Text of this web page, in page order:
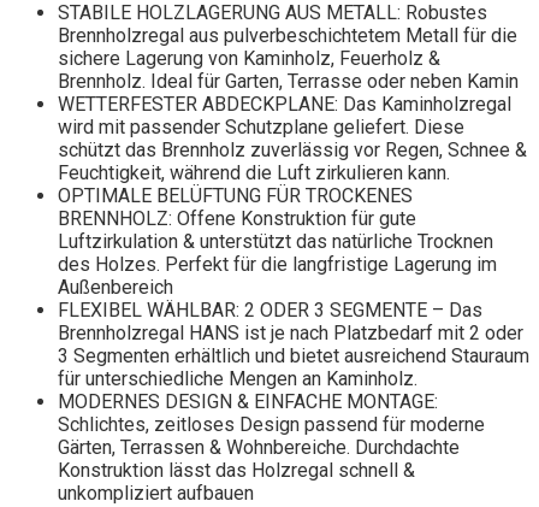
STABILE HOLZLAGERUNG AUS METALL: Robustes
Brennholzregal aus pulverbeschichtetem Metall für die
sichere Lagerung von Kaminholz, Feuerholz &
Brennholz. Ideal für Garten, Terrasse oder neben Kamin
WETTERFESTER ABDECKPLANE: Das Kaminholzregal
wird mit passender Schutzplane geliefert. Diese
schützt das Brennholz zuverlässig vor Regen, Schnee &
Feuchtigkeit, während die Luft zirkulieren kann.
OPTIMALE BELÜFTUNG FÜR TROCKENES
BRENNHOLZ: Offene Konstruktion für gute
Luftzirkulation & unterstützt das natürliche Trocknen
des Holzes. Perfekt für die langfristige Lagerung im
Außenbereich
FLEXIBEL WÄHLBAR: 2 ODER 3 SEGMENTE – Das
Brennholzregal HANS ist je nach Platzbedarf mit 2 oder
3 Segmenten erhältlich und bietet ausreichend Stauraum
für unterschiedliche Mengen an Kaminholz.
MODERNES DESIGN & EINFACHE MONTAGE:
Schlichtes, zeitloses Design passend für moderne
Gärten, Terrassen & Wohnbereiche. Durchdachte
Konstruktion lässt das Holzregal schnell &
unkompliziert aufbauen